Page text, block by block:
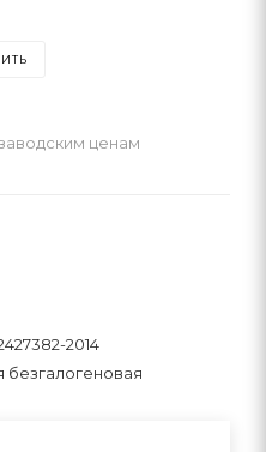
ценам
2014
безгалогеновая